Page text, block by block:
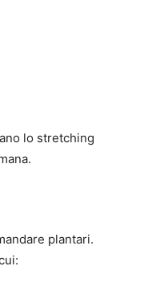
lo stretching
.
plantari.